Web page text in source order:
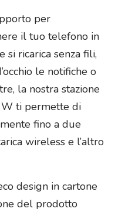
per
il tuo telefono in
si ricarica senza fili,
le notifiche o
la nostra stazione
ti permette di
fino a due
wireless e l’altro
design in cartone
del prodotto